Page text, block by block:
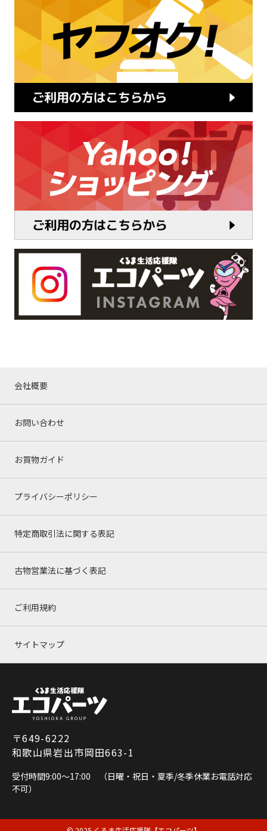
会社概要
お問い合わせ
お買物ガイド
プライバシーポリシー
特定商取引法に関する表記
古物営業法に基づく表記
ご利用規約
サイトマップ
〒649-6222
和歌山県岩出市岡田663-1
受付時間9:00～17:00 （日曜・祝日・夏季/冬季休業お電話対応
不可）